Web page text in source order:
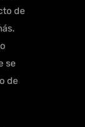
de
se
de